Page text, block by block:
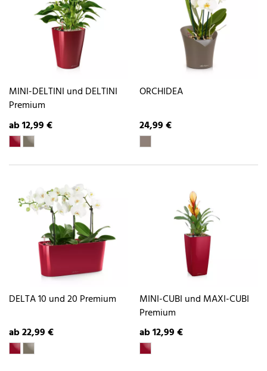
MINI-DELTINI und DELTINI
Premium
ab 12,99 €
ORCHIDEA
24,99 €
DELTA 10 und 20 Premium
ab 22,99 €
MINI-CUBI und MAXI-CUBI
Premium
ab 12,99 €